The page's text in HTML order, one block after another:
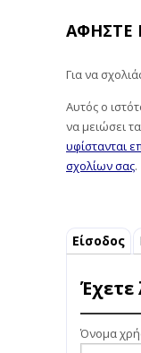
ΑΦΉΣΤΕ
Για να
Αυτός ο
να μειώσει
υφίστανται
σχολίων σας.
Είσοδος
Έχετε
Όνομα